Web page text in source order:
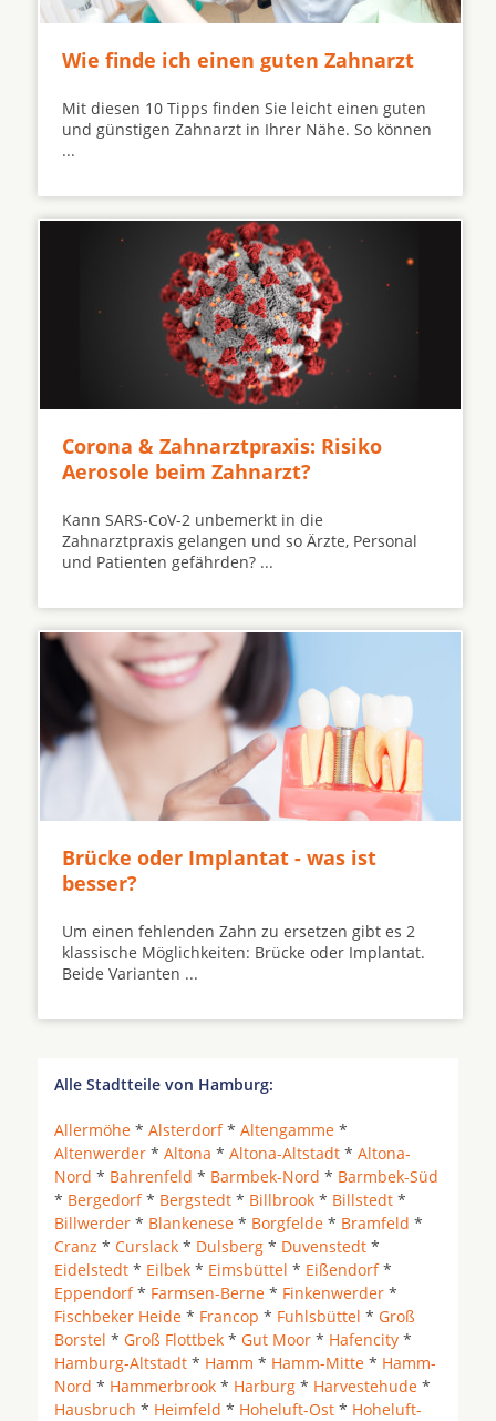
Wie finde ich einen guten Zahnarzt
Mit diesen 10 Tipps finden Sie leicht einen guten
und günstigen Zahnarzt in Ihrer Nähe. So können
...
Corona & Zahnarztpraxis: Risiko
Aerosole beim Zahnarzt?
Kann SARS-CoV-2 unbemerkt in die
Zahnarztpraxis gelangen und so Ärzte, Personal
und Patienten gefährden? ...
Brücke oder Implantat - was ist
besser?
Um einen fehlenden Zahn zu ersetzen gibt es 2
klassische Möglichkeiten: Brücke oder Implantat.
Beide Varianten ...
Alle Stadtteile von Hamburg:
Allermöhe * Alsterdorf* Altengamme *
Altenwerder * Altona * Altona-Altstadt * Altona-
Nord * Bahrenfeld * Barmbek-Nord * Barmbek-Süd
* Bergedorf* Bergstedt * Billbrook * Billstedt *
Billwerder * Blankenese * Borgfelde * Bramfeld *
Cranz * Curslack * Dulsberg * Duvenstedt *
Eidelstedt * Eilbek * Eimsbüttel * Eißendorf*
Eppendorf* Farmsen-Berne * Finkenwerder *
Fischbeker Heide * Francop * Fuhlsbüttel * Groß
Borstel * Groß Flottbek * Gut Moor * Hafencity *
Hamburg-Altstadt * Hamm * Hamm-Mitte * Hamm-
Nord * Hammerbrook * Harburg * Harvestehude *
Hausbruch * Heimfeld * Hoheluft-Ost * Hoheluft-